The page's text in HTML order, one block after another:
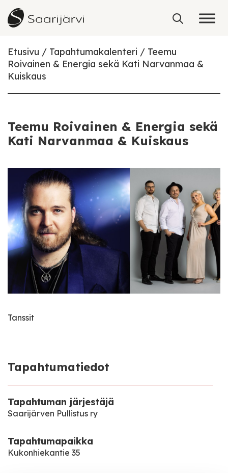
Skip to content
Etusivu Tapahtumakalenteri
Teemu
Roivainen & Energia sekä Kati Narvanmaa &
Kuiskaus
Teemu Roivainen & Energia sekä
Kati Narvanmaa & Kuiskaus
Tanssit
Tapahtumatiedot
Tapahtuman järjestäjä
Saarijärven Pullistus ry
Tapahtumapaikka
Kukonhiekantie 35